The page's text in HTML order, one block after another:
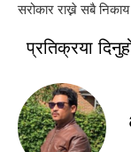
सरोकार राख्ने सबै
प्रतिक्रया